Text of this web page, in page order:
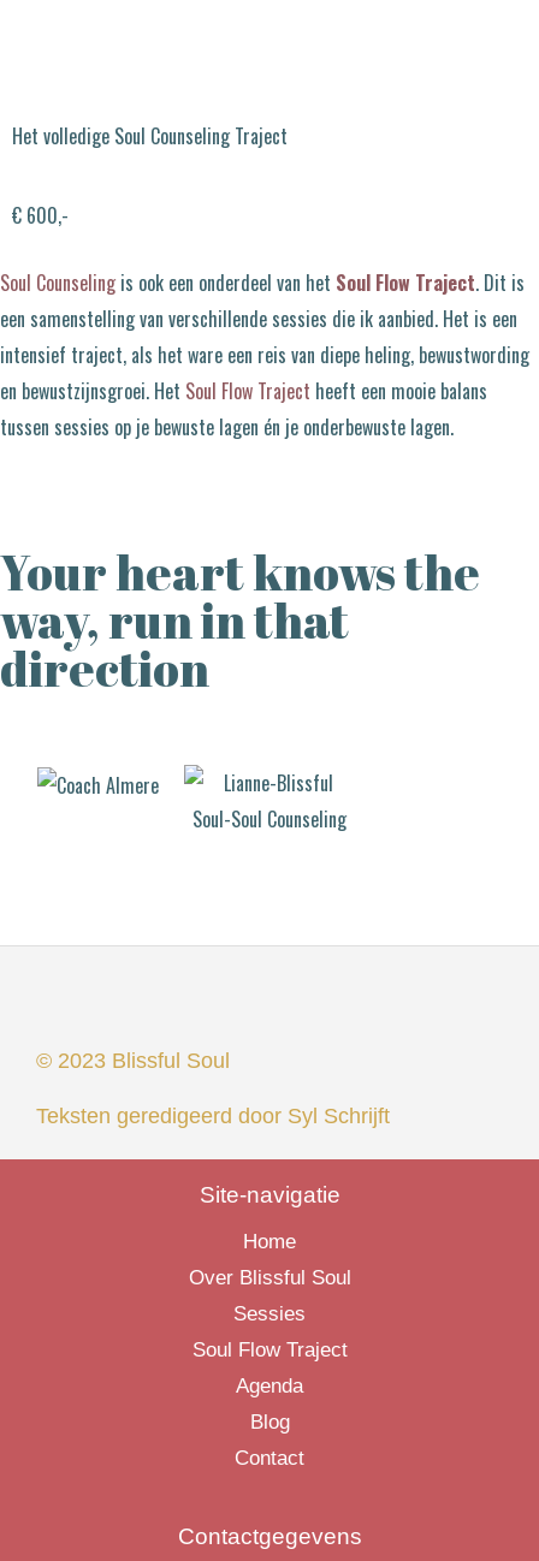
Het volledige Soul Counseling Traject
€ 600,-
Soul Counseling is ook een onderdeel van het Soul Flow Traject. Dit is
een samenstelling van verschillende sessies die ik aanbied. Het is een
intensief traject, als het ware een reis van diepe heling, bewustwording
en bewustzijnsgroei. Het Soul Flow Traject heeft een mooie balans
tussen sessies op je bewuste lagen én je onderbewuste lagen.
Your heart knows the
way, run in that
direction
© 2023 Blissful Soul
Teksten geredigeerd door Syl Schrijft
Site-navigatie
Home
Over Blissful Soul
Sessies
Soul Flow Traject
Agenda
Blog
Contact
Contactgegevens